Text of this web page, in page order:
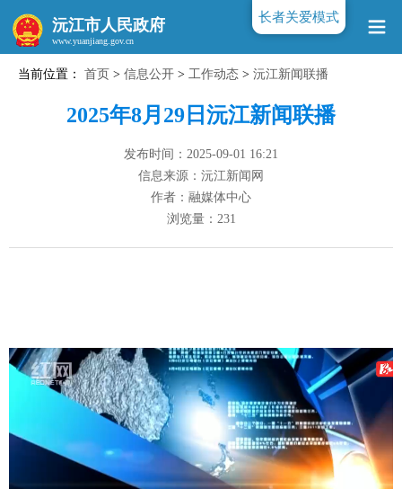
沅江市人民政府
当前位置： 首页 > 信息公开 > 工作动态 > 沅江新闻联播
2025年8月29日沅江新闻联播
发布时间：2025-09-01 16:21
信息来源：沅江新闻网
作者：融媒体中心
浏览量： 231
长者关爱模式